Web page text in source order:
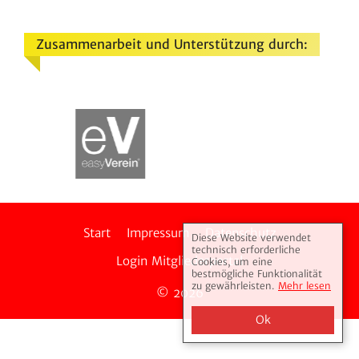
Zusammenarbeit und Unterstützung durch:
Start Impressum
Daten­schutz
Login Mitglie­der­portal
© 2026
Diese Website verwendet
technisch erforderliche
Cookies, um eine
bestmögliche Funktionalität
zu gewährleisten. Mehr lesen
Ok